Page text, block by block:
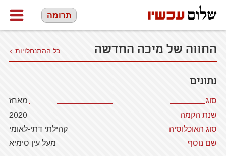
תרומה
החווה של מיכה החדשה כל ההתנחלויות >
נתונים
סוג
מאחז
שנת הקמה
2020
סוג האוכלוסיה
קהילתי דתי-לאומי
שם נוסף
מעל עין סימיא